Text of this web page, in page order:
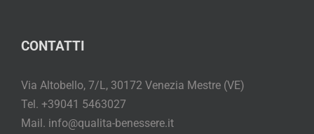
CONTATTI
Via Altobello, 7/L, 30172 Venezia Mestre (VE)
Tel. +39041 5463027
Mail. info@qualita-benessere.it